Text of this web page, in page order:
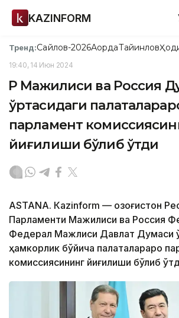
KAZINFORM
Тренд:Сайлов-2026АқордаТайинлов
19:40, 14 Июн 2024
ҚР Мажилиси ва Россия
ўртасидаги
парламент
йиғилиши бўлиб ўтди
ASTANА. Кazinform — Қозоғистон
Парламенти Мажилиси ва Россия
Федерал Мажлиси Давлат Думаси
ҳамкорлик бўйича палаталараро
комиссиясининг йиғилиши бўлиб